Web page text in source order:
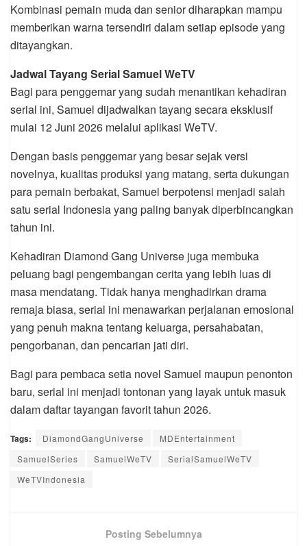
Kombinasi pemain muda dan senior diharapkan mampu
memberikan warna tersendiri dalam setiap episode yang
ditayangkan.
Jadwal Tayang Serial Samuel WeTV
Bagi para penggemar yang sudah menantikan kehadiran
serial ini, Samuel dijadwalkan tayang secara eksklusif
mulai 12 Juni 2026 melalui aplikasi WeTV.
Dengan basis penggemar yang besar sejak versi
novelnya, kualitas produksi yang matang, serta dukungan
para pemain berbakat, Samuel berpotensi menjadi salah
satu serial Indonesia yang paling banyak diperbincangkan
tahun ini.
Kehadiran Diamond Gang Universe juga membuka
peluang bagi pengembangan cerita yang lebih luas di
masa mendatang. Tidak hanya menghadirkan drama
remaja biasa, serial ini menawarkan perjalanan emosional
yang penuh makna tentang keluarga, persahabatan,
pengorbanan, dan pencarian jati diri.
Bagi para pembaca setia novel Samuel maupun penonton
baru, serial ini menjadi tontonan yang layak untuk masuk
dalam daftar tayangan favorit tahun 2026.
Tags: DiamondGangUniverse
MDEntertainment
SamuelSeries
SamuelWeTV
SerialSamuelWeTV
WeTVIndonesia
Posting Sebelumnya